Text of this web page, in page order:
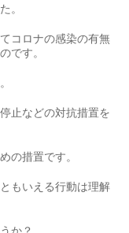
。
コロナの感染の有無
です。
止などの対抗措置を
の措置です。
もいえる行動は理解